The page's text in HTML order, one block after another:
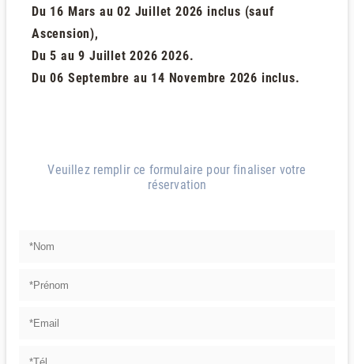
Du 16 Mars au 02 Juillet 2026 inclus (sauf
Ascension),
Du 5 au 9 Juillet 2026 2026.
Du 06 Septembre au 14 Novembre 2026 inclus.
Veuillez remplir ce formulaire pour finaliser votre
réservation